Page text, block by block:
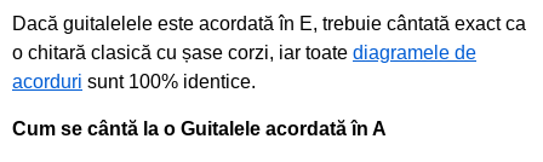
Dacă guitalelele este acordată în E, trebuie cântată exact ca
o chitară clasică cu șase corzi, iar toate diagramele de
acorduri sunt 100% identice.
Cum se cântă la o Guitalele acordată în A